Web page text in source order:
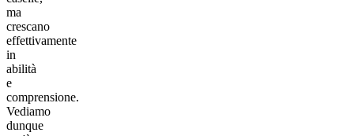
ma
crescano
effettivamente
in
abilità
e
comprensione.
Vediamo
dunque